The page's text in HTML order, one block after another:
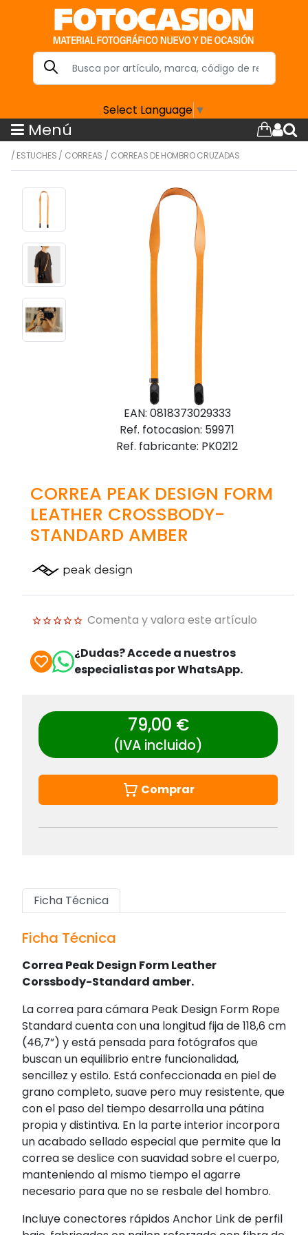
Select Language ▼
Menú
/ ESTUCHES / CORREAS / CORREAS DE HOMBRO CRUZADAS
EAN: 0818373029333
Ref. fotocasion: 59971
Ref. fabricante: PK0212
CORREA PEAK DESIGN FORM
LEATHER CROSSBODY-
STANDARD AMBER
Comenta y valora este artículo
¿Dudas? Accede a nuestros
especialistas por WhatsApp.
79,00 €
(IVA incluido)
Comprar
Ficha Técnica
Ficha Técnica
Correa Peak Design Form Leather
Corssbody-Standard amber.
La correa para cámara Peak Design Form Rope
Standard cuenta con una longitud fija de 118,6 cm
(46,7”) y está pensada para fotógrafos que
buscan un equilibrio entre funcionalidad,
sencillez y estilo. Está confeccionada en piel de
grano completo, suave pero muy resistente, que
con el paso del tiempo desarrolla una pátina
propia y distintiva. En la parte interior incorpora
un acabado sellado especial que permite que la
correa se deslice con suavidad sobre el cuerpo,
manteniendo al mismo tiempo el agarre
necesario para que no se resbale del hombro.
Incluye conectores rápidos Anchor Link de perfil